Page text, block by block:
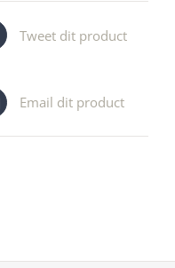
Tweet dit product
Email dit product